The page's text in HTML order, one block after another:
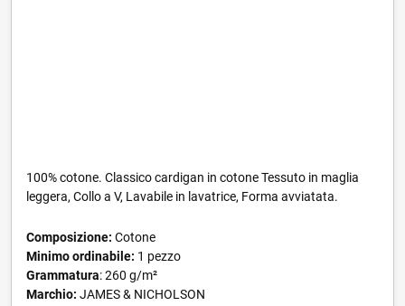
100% cotone. Classico cardigan in cotone Tessuto in maglia
leggera, Collo a V, Lavabile in lavatrice, Forma avviatata.
Composizione: Cotone
Minimo ordinabile: 1 pezzo
Grammatura: 260 g/m²
Marchio: JAMES & NICHOLSON